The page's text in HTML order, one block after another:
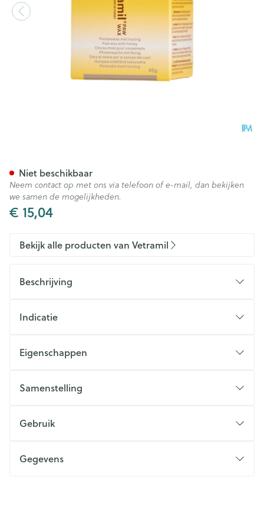
€ 15,04
Niet beschikbaar
Neem contact op met ons via telefoon of e-mail, dan bekijken
we samen de mogelijkheden.
Bekijk alle producten van Vetramil
Beschrijving
Indicatie
Eigenschappen
Samenstelling
Gebruik
Gegevens